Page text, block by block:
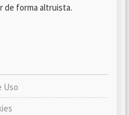
de forma altruista.
Uso